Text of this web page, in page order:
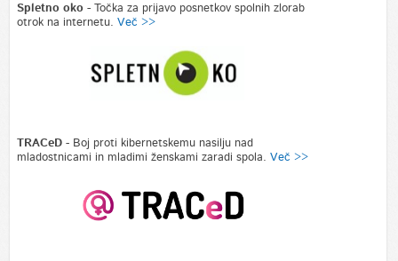
Spletno oko - Točka za prijavo posnetkov spolnih zlorab
otrok na internetu. Več >>
TRACeD- Boj proti kibernetskemu nasilju nad
mladostnicami in mladimi ženskami zaradi spola. Več >>